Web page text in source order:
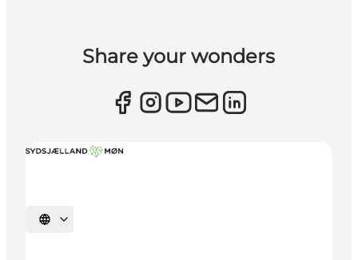
Share your wonders
Sprache auswählen